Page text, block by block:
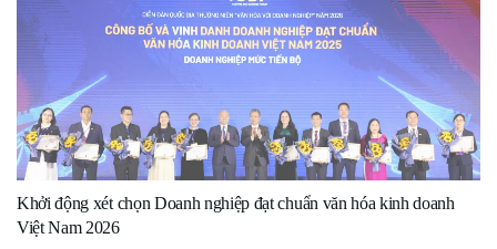
Khởi động xét chọn Doanh nghiệp đạt chuẩn văn hóa kinh doanh
Việt Nam 2026